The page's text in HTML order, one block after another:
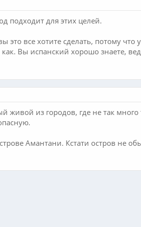
подходит для этих целей.
это все хотите сделать, потому
Вы испанский хорошо знаете,
живой из городов, где не так
Амантани. Кстати остров не
почта